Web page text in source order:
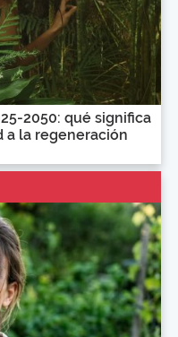
2050: qué significa
a la regeneración